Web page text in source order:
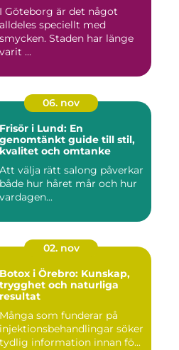
I Göteborg är det något
alldeles speciellt med
smycken. Staden har länge
varit ...
06. nov
Frisör i Lund: En
genomtänkt guide till stil,
kvalitet och omtanke
Att välja rätt salong påverkar
både hur håret mår och hur
vardagen...
02. nov
Botox i Örebro: Kunskap,
trygghet och naturliga
resultat
Många som funderar på
injektionsbehandlingar söker
tydlig information innan fö...